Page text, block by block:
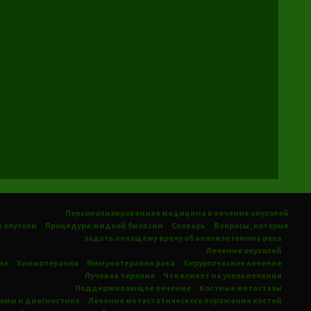
Персонализированная медицина в лечение опухолей
опухоли Процедура жидкой биопсии Словарь
Вопросы, которые
задать лечащему врачу об анализе генома рака
Лечение опухолей
Химиотерапия Иммунотерапия рака
Хирургическое лечение
Лучевая терапия
Что влияет на успех лечения
Поддерживающее лечение
Костныеметастазы
и диагностика
Лечение метастатического поражения костей